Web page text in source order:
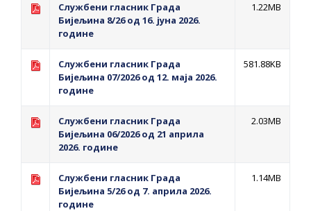
ВОЈСКЕ РЕПУБЛИКЕ СРПСКЕ У СТАЊУ
СОЦИЈАЛНЕ ПОТРЕБЕ
ЈАВНИ ПОЗИВ ЗА НАЈЉЕПШЕ УРЕЂЕНО
ДВОРИШТЕ ИНДИВИДУАЛНИХ
ЗАЈЕДНИЦА ЕТАЖНИХ ВЛАСНИКА И ЈАВНИ
ПРОСТОР У МЈЕСНИМ ЗАЈЕДНИЦАМА НА
Обавјештење за предузетника - Гојко
Службени гласник Града
Бијељина 8/26 од 16. јуна 2026.
године
1.22MB
Службени гласник Града
Бијељина 07/2026 од 12. маја 2026.
године
581.88KB
Службени гласник Града
Бијељина 06/2026 од 21 априла
2026. године
2.03MB
Службени гласник Града
Бијељина 5/26 од 7. априла 2026.
године
1.14MB